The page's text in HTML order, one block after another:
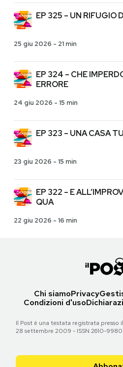
EP 325 – UN RIFUGIO
25 giu 2026 - 21 min
EP 324 – CHE
ERRORE
24 giu 2026 - 15 min
EP 323 – UNA CASA
23 giu 2026 - 15 min
EP 322 – E
QUA
22 giu 2026 - 16 min
Chi siamoPrivacy
Condizioni d'uso
Il Post è una testata registrata presso
28 settembre 2009 - ISSN 2610-9980